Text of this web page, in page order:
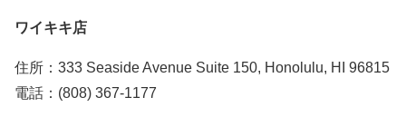
ワイキキ店
住所：333 Seaside Avenue Suite 150, Honolulu, HI 96815
電話：(808) 367-1177